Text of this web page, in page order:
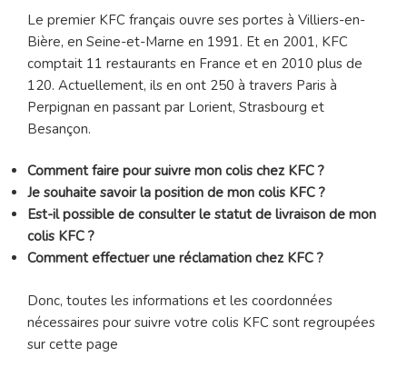
Le premier KFC français ouvre ses portes à Villiers-en-
Bière, en Seine-et-Marne en 1991. Et en 2001, KFC
comptait 11 restaurants en France et en 2010 plus de
120. Actuellement, ils en ont 250 à travers Paris à
Perpignan en passant par Lorient, Strasbourg et
Besançon.
Comment faire pour suivre mon colis chez KFC ?
Je souhaite savoir la position de mon colis KFC ?
Est-il possible de consulter le statut de livraison de mon
colis KFC ?
Comment effectuer une réclamation chez KFC ?
Donc, toutes les informations et les coordonnées
nécessaires pour suivre votre colis KFC sont regroupées
sur cette page